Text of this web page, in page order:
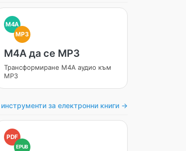
M4A
MP3
M4A да се MP3
Трансформиране M4A аудио към
MP3
за електронни книги →
PDF
EPUB